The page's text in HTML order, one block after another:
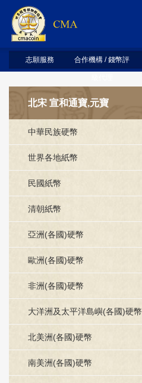
志願服務 合作機構 / 錢幣評
北宋 宣和通寶,元寶
中華民族硬幣
世界各地紙幣
民國紙幣
清朝紙幣
亞洲(各國)硬幣
歐洲(各國)硬幣
非洲(各國)硬幣
大洋洲及太平洋島嶼(各國)硬幣
北美洲(各國)硬幣
南美洲(各國)硬幣